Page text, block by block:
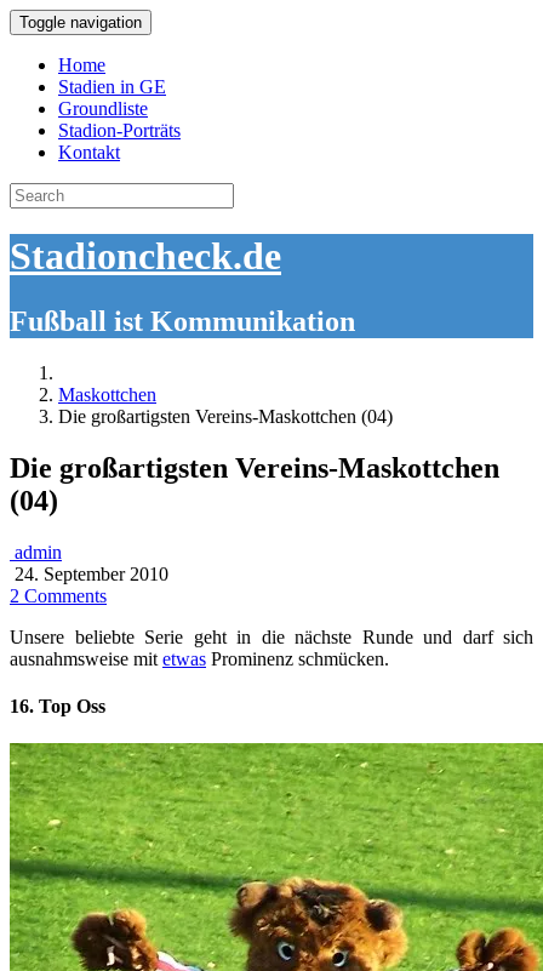
Toggle navigation
Home
Stadien in GE
Groundliste
Stadion-Porträts
Kontakt
Search
for:
Stadioncheck.de
Fußball ist Kommunikation
Maskottchen
Die großartigsten Vereins-Maskottchen (04)
Die großartigsten Vereins-Maskottchen
(04)
admin
24. September 2010
2 Comments
Unsere beliebte Serie geht in die nächste Runde und darf sich
ausnahmsweise mit etwas Prominenz schmücken.
16. Top Oss